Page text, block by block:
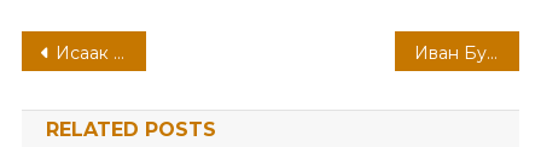
Навигация
по
Исаак Бродский — жизнь и творчество выдающегося русского художника, скульптора и педагога Иван Бунин — великий писатель русской литературы, его биография, творчество и непревзойденные достижения
RELATED POSTS